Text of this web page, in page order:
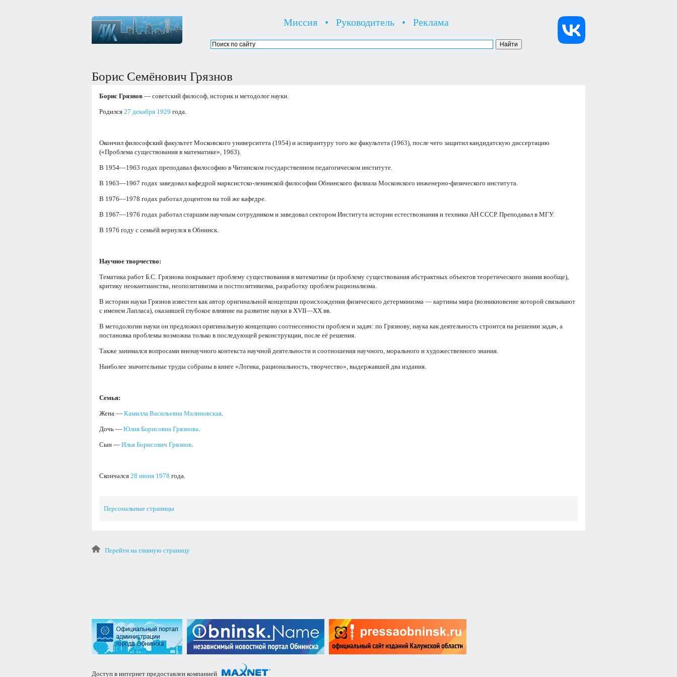
Миссия • Руководитель • Реклама
Борис Семёнович Грязнов
Борис Грязнов — советский философ, историк и методолог науки.
Родился 27 декабря 1929 года.
Окончил философский факультет Московского университета (1954) и аспирантуру того же факультета (1963), после чего защитил кандидатскую диссертацию
(«Проблема существования в математике», 1963).
В 1954—1963 годах преподавал философию в Читинском государственном педагогическом институте.
В 1963—1967 годах заведовал кафедрой марксистско-ленинской философии Обнинского филиала Московского инженерно-физического института.
В 1976—1978 годах работал доцентом на той же кафедре.
В 1967—1976 годах работал старшим научным сотрудником и заведовал сектором Института истории естествознания и техники АН СССР. Преподавал в МГУ.
В 1976 году с семьёй вернулся в Обнинск.
Научное творчество:
Тематика работ Б.С. Грязнова покрывает проблему существования в математике (и проблему существования абстрактных объектов теоретического знания вообще),
критику неокантианства, неопозитивизма и постпозитивизма, разработку проблем рационализма.
В истории науки Грязнов известен как автор оригинальной концепции происхождения физического детерминизма — картины мира (возникновение которой связывают
с именем Лапласа), оказавшей глубокое влияние на развитие науки в XVII—XX вв.
В методологии науки он предложил оригинальную концепцию соотнесенности проблем и задач: по Грязнову, наука как деятельность строится на решении задач, а
постановка проблемы возможна только в последующей реконструкции, после её решения.
Также занимался вопросами вненаучного контекста научной деятельности и соотношения научного, морального и художественного знания.
Наиболее значительные труды собраны в книге «Логика, рациональность, творчество», выдержавшей два издания.
Семья:
Жена — Камилла Васильевна Малиновская.
Дочь — Юлия Борисовна Грязнова.
Сын — Илья Борисович Грязнов.
Скончался 28 июня 1978 года.
Персональные страницы
Перейти на главную страницу
Доступ в интернет предоставлен компанией